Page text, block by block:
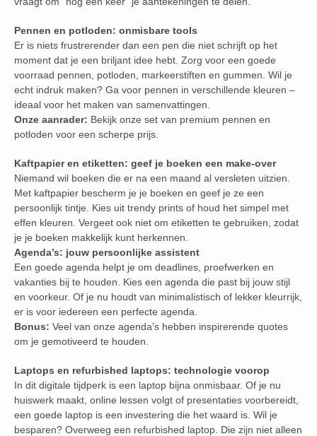
Pennen en potloden: onmisbare tools
Er is niets frustrerender dan een pen die niet schrijft op het
moment dat je een briljant idee hebt. Zorg voor een goede
voorraad pennen, potloden, markeerstiften en gummen. Wil je
echt indruk maken? Ga voor pennen in verschillende kleuren –
ideaal voor het maken van samenvattingen.
Onze aanrader: Bekijk onze set van premium pennen en
potloden voor een scherpe prijs.
Kaftpapier en etiketten: geef je boeken een make-over
Niemand wil boeken die er na een maand al versleten uitzien.
Met kaftpapier bescherm je je boeken en geef je ze een
persoonlijk tintje. Kies uit trendy prints of houd het simpel met
effen kleuren. Vergeet ook niet om etiketten te gebruiken, zodat
je je boeken makkelijk kunt herkennen.
Agenda’s: jouw persoonlijke assistent
Een goede agenda helpt je om deadlines, proefwerken en
vakanties bij te houden. Kies een agenda die past bij jouw stijl
en voorkeur. Of je nu houdt van minimalistisch of lekker kleurrijk,
er is voor iedereen een perfecte agenda.
Bonus: Veel van onze agenda’s hebben inspirerende quotes
om je gemotiveerd te houden.
Laptops en refurbished laptops: technologie voorop
In dit digitale tijdperk is een laptop bijna onmisbaar. Of je nu
huiswerk maakt, online lessen volgt of presentaties voorbereidt,
een goede laptop is een investering die het waard is. Wil je
besparen? Overweeg een refurbished laptop. Die zijn niet alleen